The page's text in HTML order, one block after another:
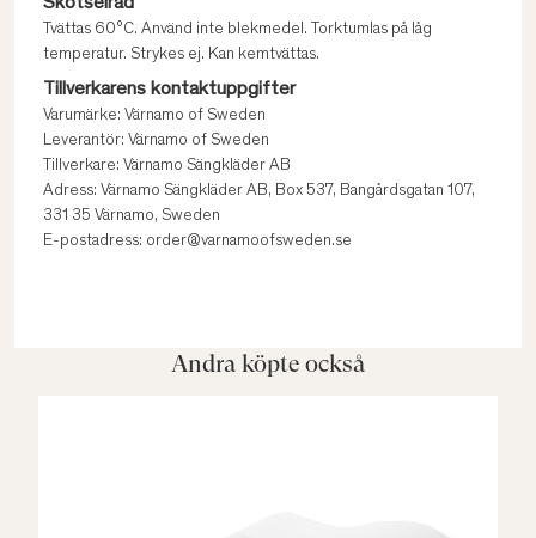
Tvättas 60°C. Använd inte blekmedel. Torktumlas på låg
temperatur. Strykes ej. Kan kemtvättas.
Tillverkarens kontaktuppgifter
Varumärke: Värnamo of Sweden
Leverantör: Värnamo of Sweden
Tillverkare: Värnamo Sängkläder AB
Adress: Värnamo Sängkläder AB, Box 537, Bangårdsgatan 107,
331 35 Värnamo, Sweden
E-postadress: order@varnamoofsweden.se
Andra köpte också